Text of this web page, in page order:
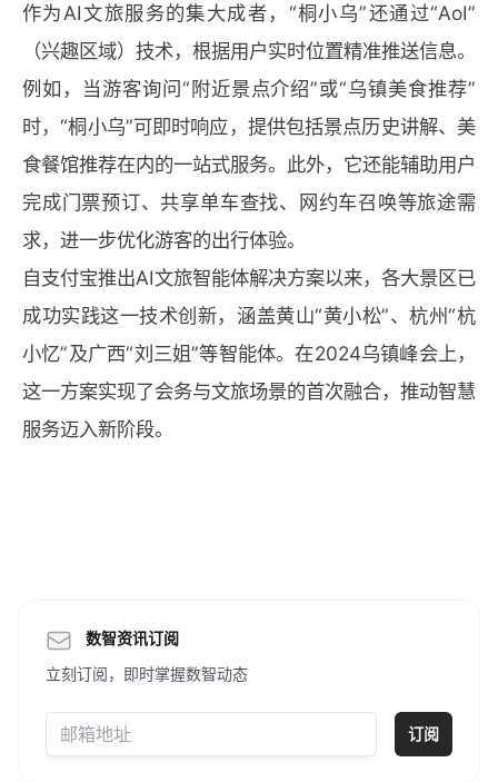
作为AI文旅服务的集大成者，“桐小乌”还通过“AoI”
（兴趣区域）技术，根据用户实时位置精准推送信息。
例如，当游客询问“附近景点介绍”或“乌镇美食推荐”
时，“桐小乌”可即时响应，提供包括景点历史讲解、美
食餐馆推荐在内的一站式服务。此外，它还能辅助用户
完成门票预订、共享单车查找、网约车召唤等旅途需
求，进一步优化游客的出行体验。
自支付宝推出AI文旅智能体解决方案以来，各大景区已
成功实践这一技术创新，涵盖黄山“黄小松”、杭州“杭
小忆”及广西“刘三姐”等智能体。在2024乌镇峰会上，
这一方案实现了会务与文旅场景的首次融合，推动智慧
服务迈入新阶段。
数智资讯订阅
立刻订阅，即时掌握数智动态
订阅